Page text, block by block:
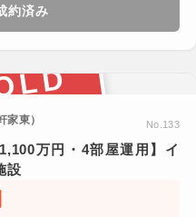
約済み
家東）
No.133
万円・4部屋運用】イ
設